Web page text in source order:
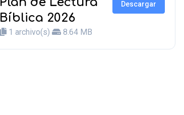
Bíblica 2026
1 archivo(s) 8.64 MB
Descargar